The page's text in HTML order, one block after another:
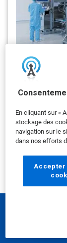
En cliquant sur «
stockage des
navigation sur le
dans nos efforts
Accepter
de
numérique
By Ecolab
Les projets du
virage
afficher